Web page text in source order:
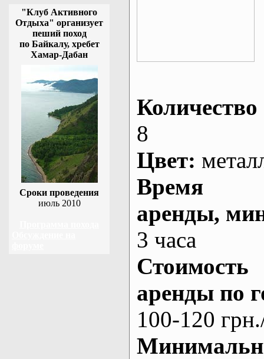
"Клуб Активного
Отдыха" организует
пеший поход
по Байкалу, хребет
Хамар-Дабан
Сроки проведения
июль 2010
Количество
8
Цвет:
Время
аренды,
3 часа
Стоимость
аренды по
100-120